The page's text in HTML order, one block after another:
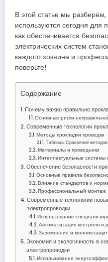
В этой статье мы разберём,
используются сегодня для
как обеспечивается
электрических систем
каждого хозяина и
поверьте!
Содержание
Почему важно правильно
Основные риски
Современные технологии
Методы прокладки проводки
Таблица. Сравнение методов
Материалы и проводники
Интеллектуальные
Обеспечение безопасности
Основные правила
Влияние стандартов и
Профессиональный монтаж
Современные технологии
электропроводки
Использование
Автоматизация контроля и
Заземление и
Экономия и экологичность в
электропроводки
Использование